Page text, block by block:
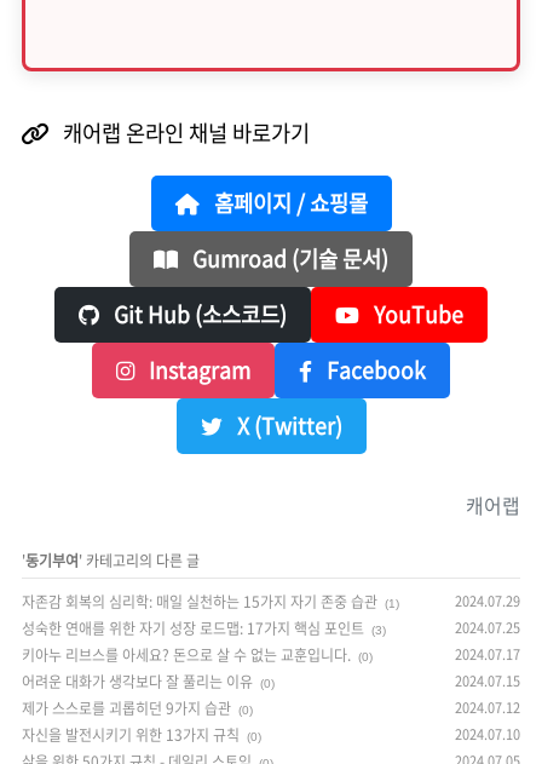
캐어랩 온라인 채널 바로가기
홈페이지 / 쇼핑몰
Gumroad (기술 문서)
Git Hub (소스코드)
YouTube
Instagram
Facebook
X (Twitter)
캐어랩
'동기부여' 카테고리의 다른 글
자존감 회복의 심리학: 매일 실천하는 15가지 자기 존중 습관 (1) 2024.07.29
성숙한 연애를 위한 자기 성장 로드맵: 17가지 핵심 포인트 (3) 2024.07.25
키아누 리브스를 아세요? 돈으로 살 수 없는 교훈입니다. (0) 2024.07.17
어려운 대화가 생각보다 잘 풀리는 이유 (0) 2024.07.15
제가 스스로를 괴롭히던 9가지 습관 (0) 2024.07.12
자신을 발전시키기 위한 13가지 규칙 (0) 2024.07.10